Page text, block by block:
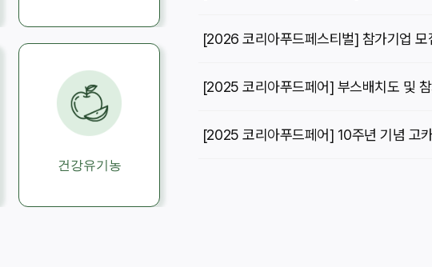
건강유기농
[2026 코리아푸드페스티벌] 참가기업 모
[2025 코리아푸드페어] 부스배치도 및